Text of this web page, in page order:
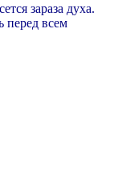
зараза духа.
перед всем